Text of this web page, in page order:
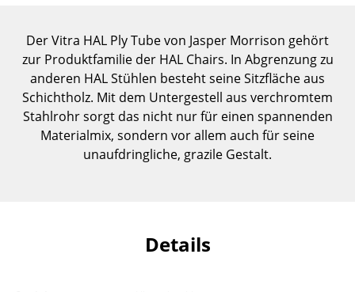
Sideboards & Kommoden
TV Möbel
Beistell- & Rollcontainer
Barmöbel
Der Vitra HAL Ply Tube von Jasper Morrison gehört
zur Produktfamilie der HAL Chairs. In Abgrenzung zu
anderen HAL Stühlen besteht seine Sitzfläche aus
Schichtholz. Mit dem Untergestell aus verchromtem
Stahlrohr sorgt das nicht nur für einen spannenden
Materialmix, sondern vor allem auch für seine
unaufdringliche, grazile Gestalt.
Details